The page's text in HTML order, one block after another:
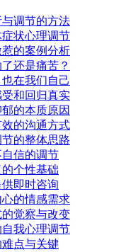
调节的方法
状心理调节
的案例分析
还是痛苦？
在我们自己
和回归真实
的本质原因
的沟通方式
的整体思路
信的调节
个性基础
即时咨询
的情感需求
觉察与改变
我心理调节
点与关键